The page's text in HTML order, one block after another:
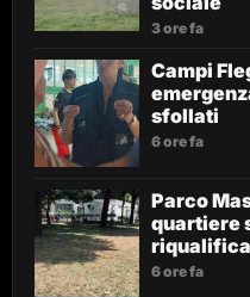
3 ore fa
Campi
sfollati
6 ore fa
Parco
quartiere
6 ore fa